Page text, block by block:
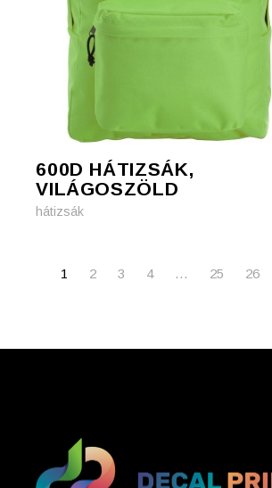
600D HÁTIZSÁK,
VILÁGOSZÖLD
hátizsák
1 2 3 4 … 25 26